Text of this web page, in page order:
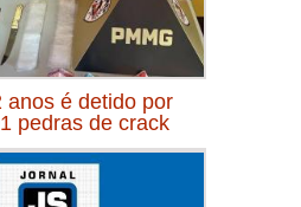
anos é detido por
pedras de crack